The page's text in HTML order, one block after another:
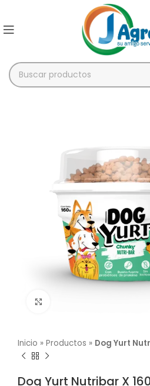
Inicio » Productos » Dog Yurt
Dog Yurt Nutribar X